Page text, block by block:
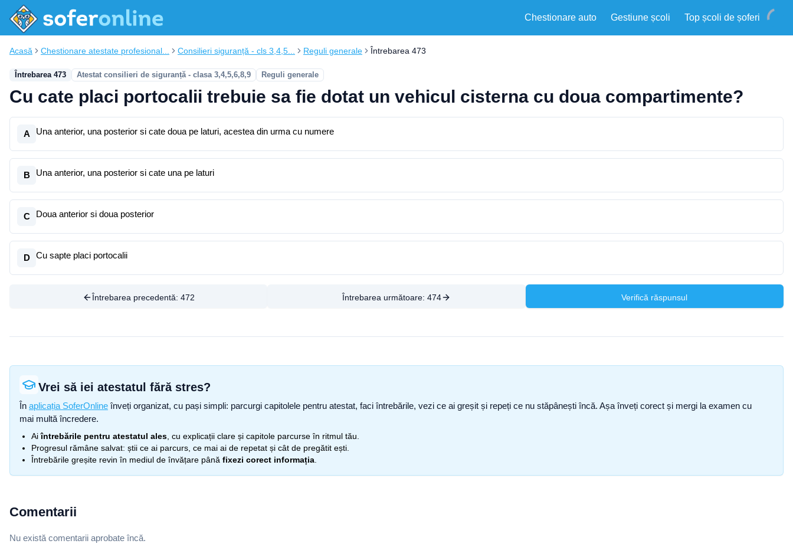
Chestionare auto Gestiune școli Top școli de șoferi
Acasă Chestionare atestate profesional... Consilieri siguranță - cls 3,4,5... Reguli generale Întrebarea 473
Întrebarea 473 Atestat consilieri de siguranță - clasa 3,4,5,6,8,9 Reguli generale
Cu cate placi portocalii trebuie sa fie dotat un vehicul cisterna cu doua compartimente?
A Una anterior, una posterior si cate doua pe laturi, acestea din urma cu numere
B Una anterior, una posterior si cate una pe laturi
C Doua anterior si doua posterior
D Cu sapte placi portocalii
Întrebarea precedentă: 472 Întrebarea următoare: 474 Verifică răspunsul
Vrei să iei atestatul fără stres?
În aplicația SoferOnline înveți organizat, cu pași simpli: parcurgi capitolele pentru atestat, faci întrebările, vezi ce ai greșit și repeți ce nu stăpânești încă. Așa înveți corect și mergi la examen cu
mai multă încredere.
Aiîntrebările pentru atestatul ales , cu explicații clare și capitole parcurse în ritmul tău.
Progresul rămâne salvat: știi ce ai parcurs, ce mai ai de repetat și cât de pregătit ești.
Întrebările greșite revin în mediul de învățare până fixezi corect informația
Comentarii
Nu există comentarii aprobate încă.